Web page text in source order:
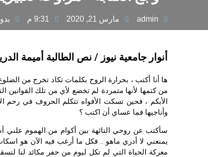
admin مارس 21, 2020 9:31 م
أنوار جامعية نيوز / نص الطالبة أميمة
ها أنا أكتب ، بحرارة الروح بكلمات تكاد تخرج من
من كتمها لأنها متمردة لم تخضع لأي من تلك القوانين
الأبكم ، فحين تسكت الأفواه تتكلم الحروف في رحم
وأناجيها فما عساي أن اكتب ؟
سأكتب عن روحي التائهة بين أكوام من الهموم علني
يمنعني لا أدري ماهو .. فكل ما أرغب فيه الآن هو
معركة الحياة التي لم تكل ليوم من حفر مكائد لنا